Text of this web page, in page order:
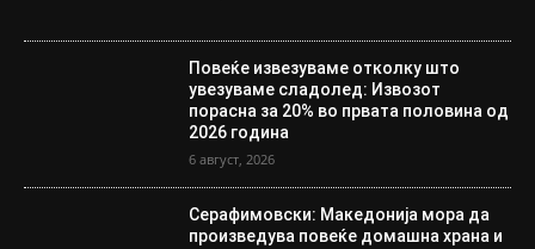
Повеќе извезуваме отколку што
увезуваме сладолед: Извозот
порасна за 20% во првата половина од
2026 година
6 август, 2026
Серафимовски: Македонија мора да
произведува повеќе домашна храна и